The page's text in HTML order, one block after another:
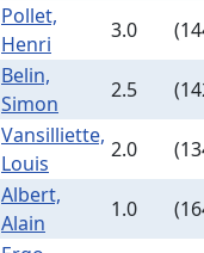
Pollet,
Henri
3.0
Belin,
Simon
2.5
Vansilliette,
Louis
2.0
Albert,
Alain
1.0